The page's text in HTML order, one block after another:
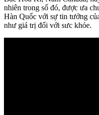
nhiên trong số đó, được ưa
Hàn Quốc với sự tin tưởng
như giá trị đối với sưc khỏe.